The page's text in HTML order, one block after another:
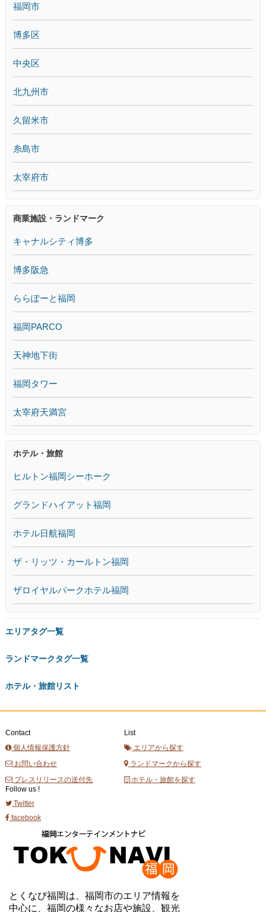
福岡市
博多区
中央区
北九州市
久留米市
糸島市
太宰府市
商業施設・ランドマーク
キャナルシティ博多
博多阪急
ららぽーと福岡
福岡PARCO
天神地下街
福岡タワー
太宰府天満宮
ホテル・旅館
ヒルトン福岡シーホーク
グランドハイアット福岡
ホテル日航福岡
ザ・リッツ・カールトン福岡
ザロイヤルパークホテル福岡
エリアタグ一覧
ランドマークタグ一覧
ホテル・旅館リスト
Contact
個人情報保護方針
お問い合わせ
プレスリリースの送付先
List
エリアから探す
ランドマークから探す
ホテル・旅館を探す
Follow us !
Twitter
facebook
とくなび福岡は、福岡市のエリア情報を
中心に、福岡の様々なお店や施設、観光